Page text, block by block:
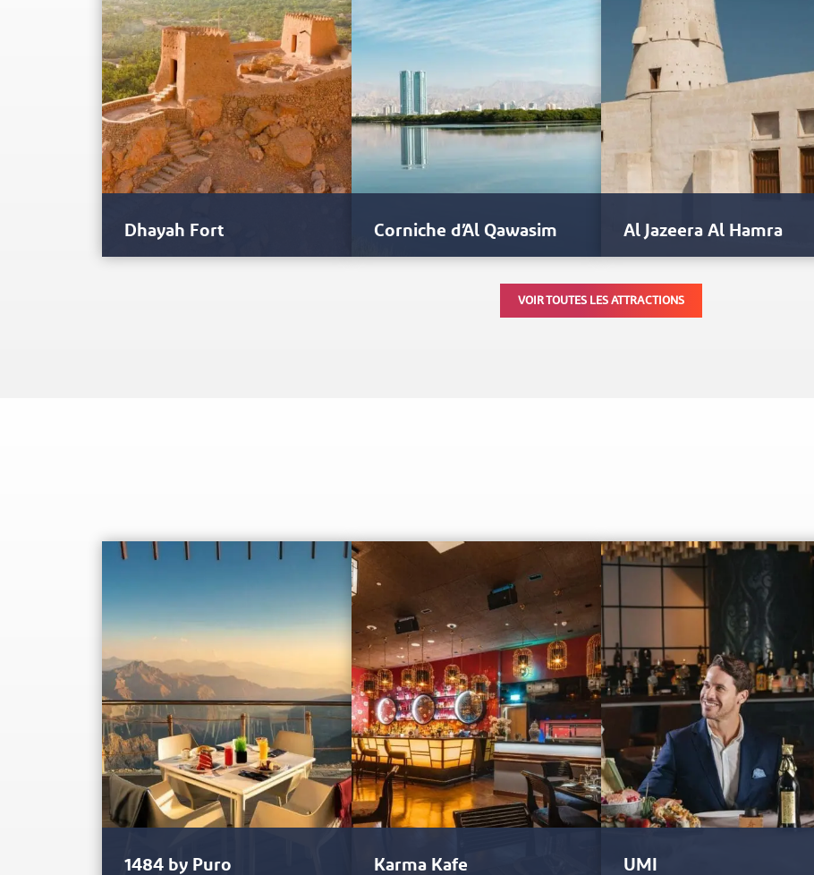
Dhayah Fort Corniche d’Al Qawasim
Au cœur de Ras Al Khaimah se
trouve une magnifique étendue
Al Jazeera Al Hamra
Les perles, depuis la préhistoire, ont
été d'une grande importance
VOIR TOUTES LES ATTRACTIONS
1484 by Puro Karma Kafe UMI